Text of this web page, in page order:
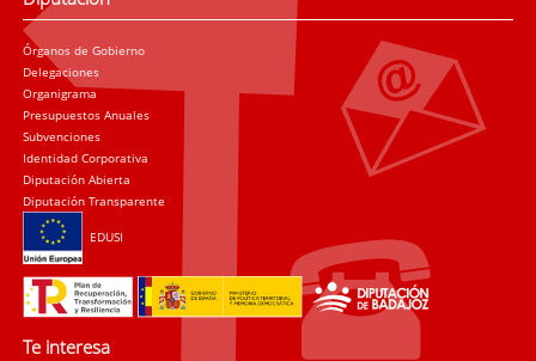
Órganos de Gobierno
Delegaciones
Organigrama
Presupuestos Anuales
Subvenciones
Identidad Corporativa
Diputación Abierta
Diputación Transparente
EDUSI
Te interesa